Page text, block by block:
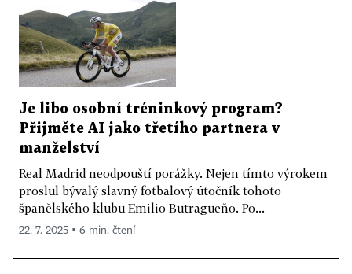
Je libo osobní tréninkový program?
Přijměte AI jako třetího partnera v
manželství
Real Madrid neodpouští porážky. Nejen tímto výrokem
proslul bývalý slavný fotbalový útočník tohoto
španělského klubu Emilio Butragueňo. Po...
22. 7. 2025 ▪ 6 min. čtení